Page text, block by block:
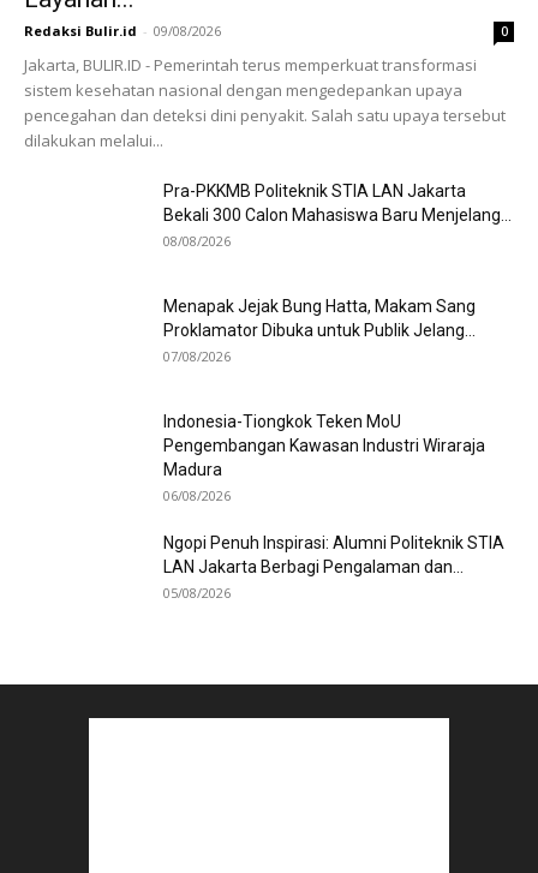
Redaksi Bulir.id - 09/08/2026 0
Jakarta, BULIR.ID - Pemerintah terus memperkuat transformasi
sistem kesehatan nasional dengan mengedepankan upaya
pencegahan dan deteksi dini penyakit. Salah satu upaya tersebut
dilakukan melalui...
Pra-PKKMB Politeknik STIA LAN Jakarta
Bekali 300 Calon Mahasiswa Baru Menjelang...
08/08/2026
Menapak Jejak Bung Hatta, Makam Sang
Proklamator Dibuka untuk Publik Jelang...
07/08/2026
Indonesia-Tiongkok Teken MoU
Pengembangan Kawasan Industri Wiraraja
Madura
06/08/2026
Ngopi Penuh Inspirasi: Alumni Politeknik STIA
LAN Jakarta Berbagi Pengalaman dan...
05/08/2026